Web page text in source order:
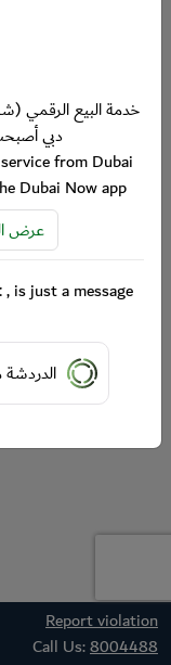
Report violation
Call Us:8004488
خدمة البيع الرقمي
دبي
from Dubai
Dubai Now app
عرض
, is just a message